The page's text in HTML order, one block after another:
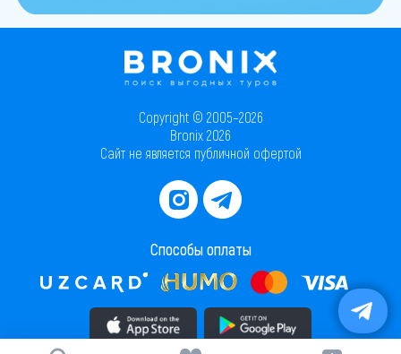
Copyright © 2005–2026
Bronix 2026
Сайт не является публичной офертой
Способы оплаты
Скачать приложение в AppStore Скачать приложение в PlayMarket